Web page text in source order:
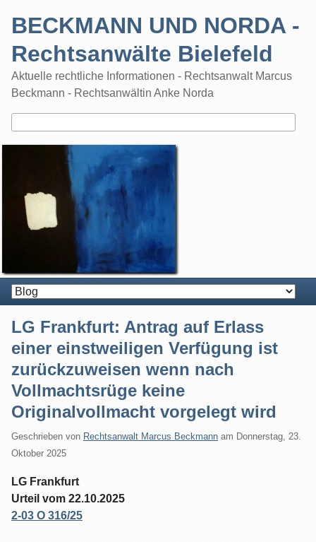
BECKMANN UND NORDA -
Rechtsanwälte Bielefeld
Aktuelle rechtliche Informationen - Rechtsanwalt Marcus
Beckmann - Rechtsanwältin Anke Norda
LG Frankfurt: Antrag auf Erlass
einer einstweiligen Verfügung ist
zurückzuweisen wenn nach
Vollmachtsrüge keine
Originalvollmacht vorgelegt wird
Geschrieben von Rechtsanwalt Marcus Beckmann am Donnerstag, 23.
Oktober 2025
LG Frankfurt
Urteil vom 22.10.2025
2-03 O 316/25